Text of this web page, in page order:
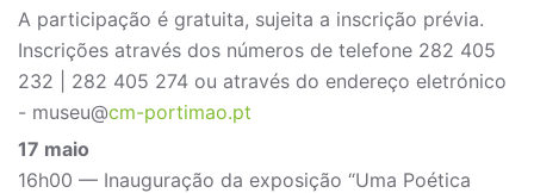
A participação é gratuita, sujeita a inscrição prévia.
Inscrições através dos números de telefone 282 405
232 | 282 405 274 ou através do endereço eletrónico
- museu@cm-portimao.pt
17 maio
16h00 — Inauguração da exposição “Uma Poética